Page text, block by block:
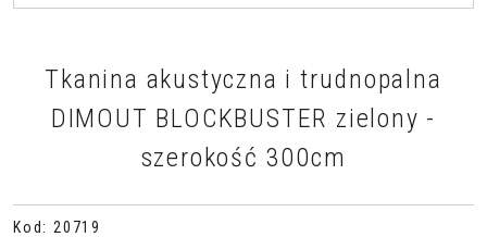
Tkanina akustyczna i trudnopalna
DIMOUT BLOCKBUSTER zielony -
szerokość 300cm
Kod : 20719